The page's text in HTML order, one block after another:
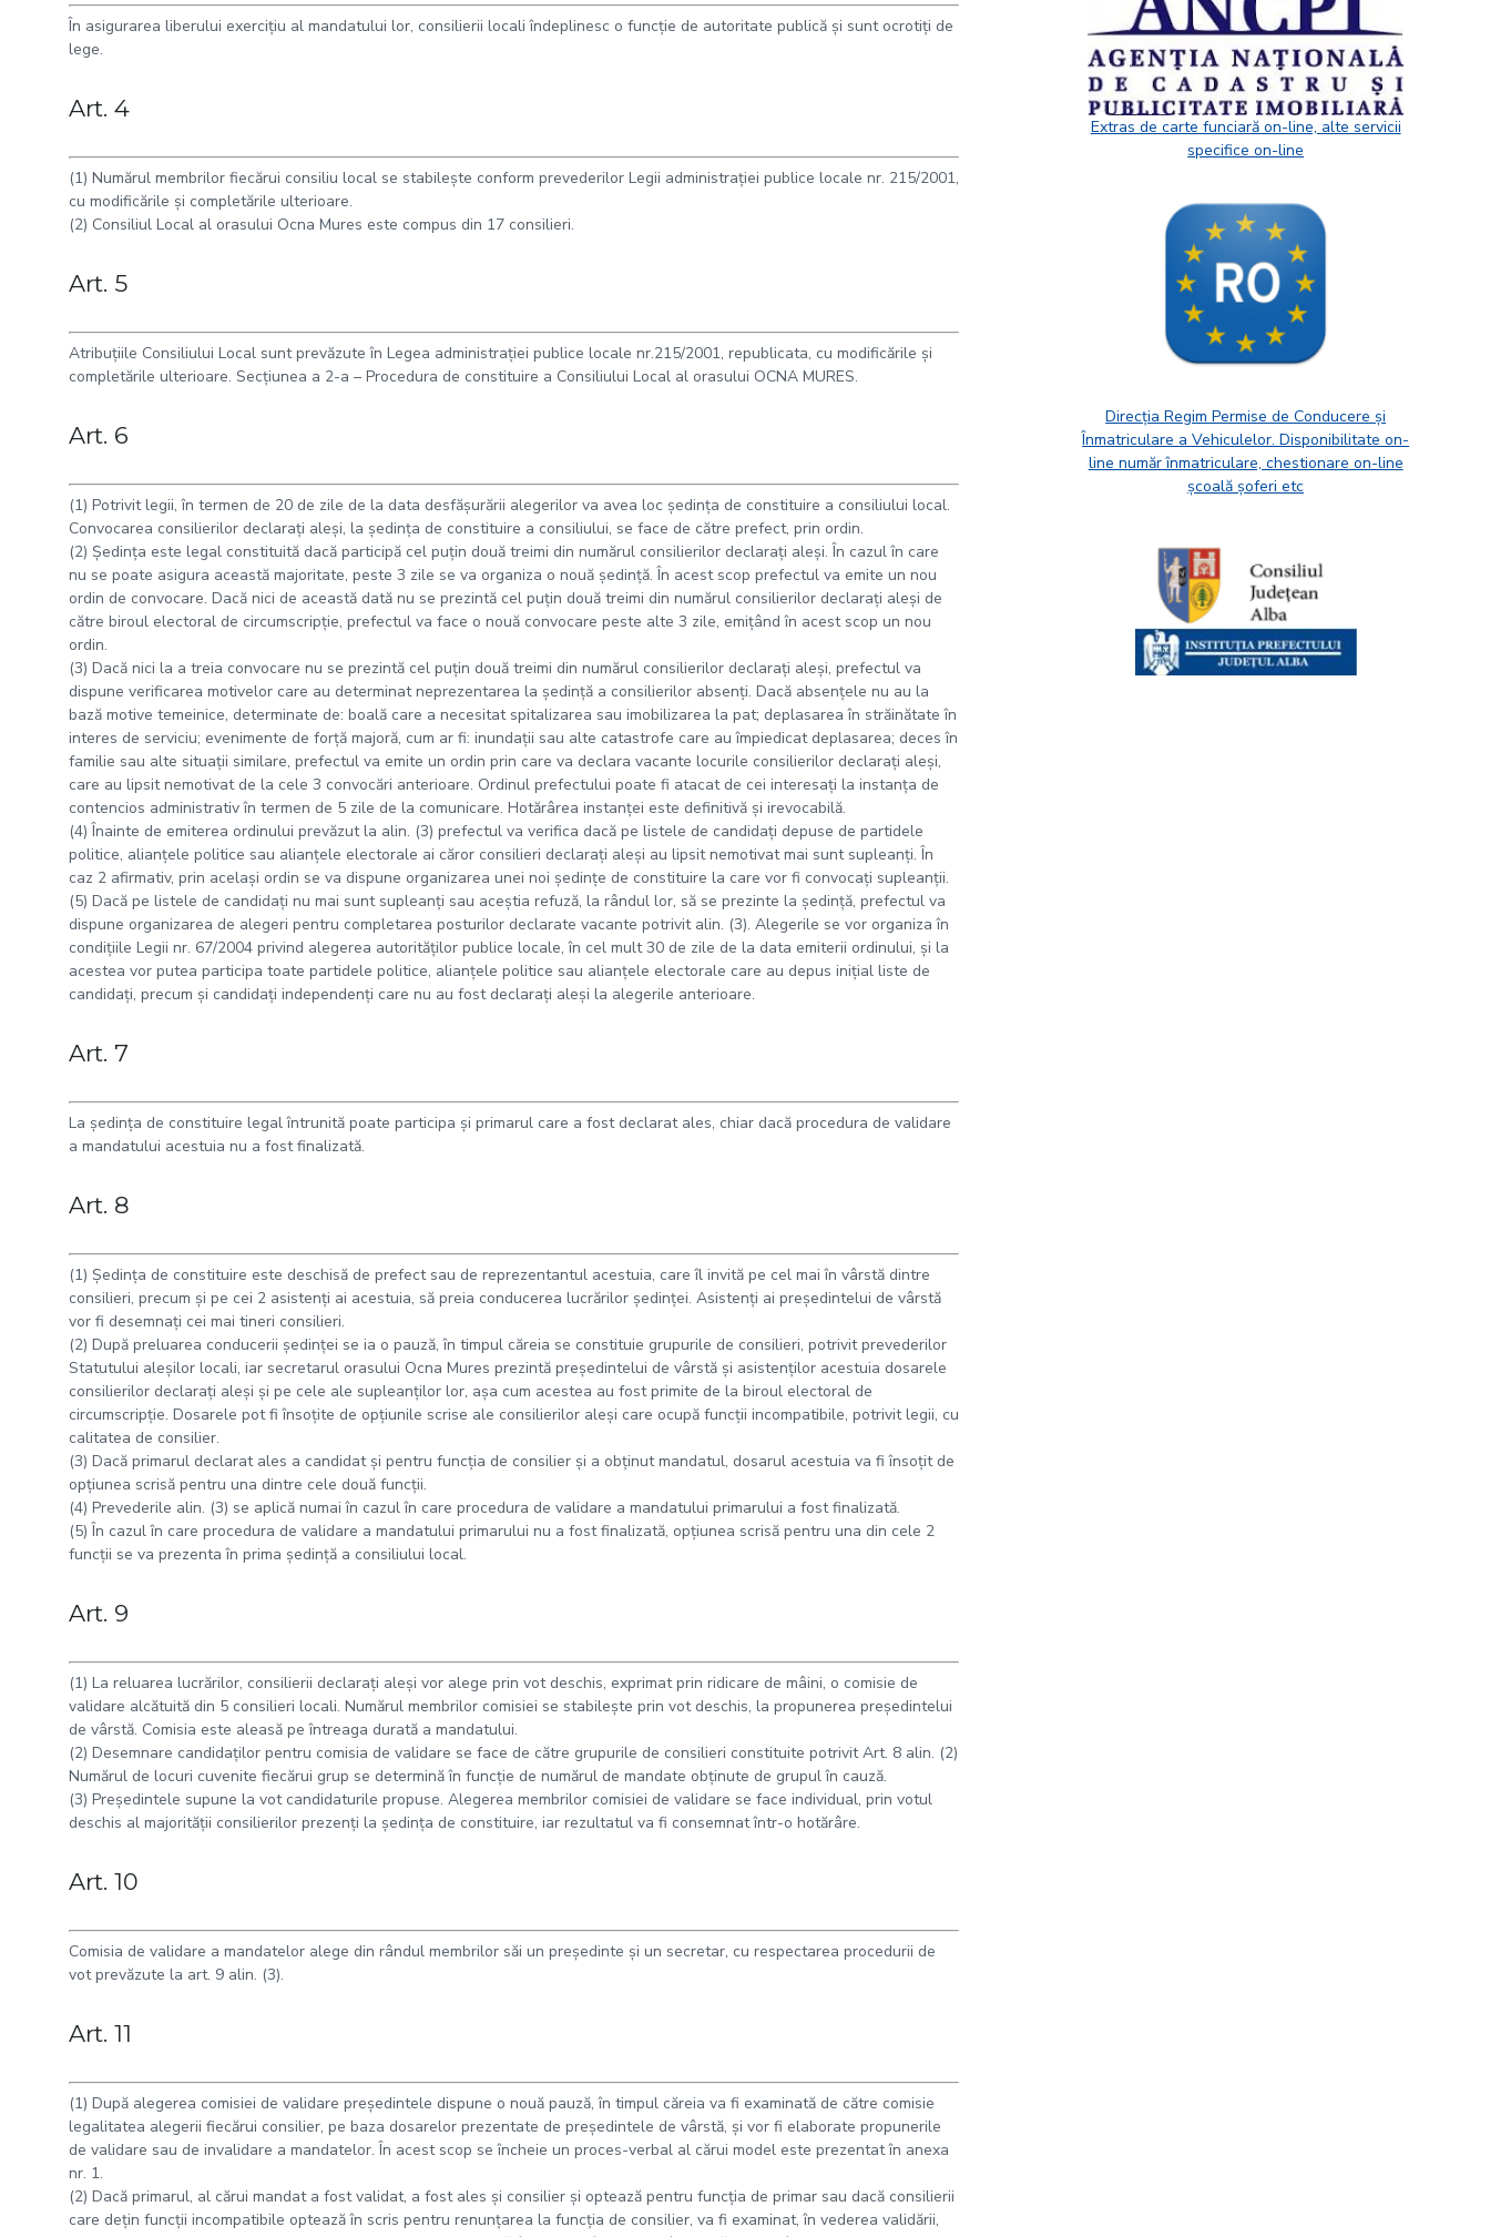
În asigurarea liberului exerciţiu al mandatului lor, consilierii locali îndeplinesc o funcţie de autoritate publică şi sunt ocrotiţi de
lege.
Art. 4
(1) Numărul membrilor fiecărui consiliu local se stabileşte conform prevederilor Legii administraţiei publice locale nr. 215/2001,
cu modificările şi completările ulterioare.
(2) Consiliul Local al orasului Ocna Mures este compus din 17 consilieri.
Art. 5
Atribuţiile Consiliului Local sunt prevăzute în Legea administraţiei publice locale nr.215/2001, republicata, cu modificările şi
completările ulterioare. Secţiunea a 2-a – Procedura de constituire a Consiliului Local al orasului OCNA MURES.
Art. 6
(1) Potrivit legii, în termen de 20 de zile de la data desfăşurării alegerilor va avea loc şedinţa de constituire a consiliului local.
Convocarea consilierilor declaraţi aleşi, la şedinţa de constituire a consiliului, se face de către prefect, prin ordin.
(2) Şedinţa este legal constituită dacă participă cel puţin două treimi din numărul consilierilor declaraţi aleşi. În cazul în care
nu se poate asigura această majoritate, peste 3 zile se va organiza o nouă şedinţă. În acest scop prefectul va emite un nou
ordin de convocare. Dacă nici de această dată nu se prezintă cel puţin două treimi din numărul consilierilor declaraţi aleşi de
către biroul electoral de circumscripţie, prefectul va face o nouă convocare peste alte 3 zile, emiţând în acest scop un nou
ordin.
(3) Dacă nici la a treia convocare nu se prezintă cel puţin două treimi din numărul consilierilor declaraţi aleşi, prefectul va
dispune verificarea motivelor care au determinat neprezentarea la şedinţă a consilierilor absenţi. Dacă absenţele nu au la
bază motive temeinice, determinate de: boală care a necesitat spitalizarea sau imobilizarea la pat; deplasarea în străinătate în
interes de serviciu; evenimente de forţă majoră, cum ar fi: inundaţii sau alte catastrofe care au împiedicat deplasarea; deces în
familie sau alte situaţii similare, prefectul va emite un ordin prin care va declara vacante locurile consilierilor declaraţi aleşi,
care au lipsit nemotivat de la cele 3 convocări anterioare. Ordinul prefectului poate fi atacat de cei interesaţi la instanţa de
contencios administrativ în termen de 5 zile de la comunicare. Hotărârea instanţei este definitivă şi irevocabilă.
(4) Înainte de emiterea ordinului prevăzut la alin. (3) prefectul va verifica dacă pe listele de candidaţi depuse de partidele
politice, alianţele politice sau alianţele electorale ai căror consilieri declaraţi aleşi au lipsit nemotivat mai sunt supleanţi. În
caz 2 afirmativ, prin acelaşi ordin se va dispune organizarea unei noi şedinţe de constituire la care vor fi convocaţi supleanţii.
(5) Dacă pe listele de candidaţi nu mai sunt supleanţi sau aceştia refuză, la rândul lor, să se prezinte la şedinţă, prefectul va
dispune organizarea de alegeri pentru completarea posturilor declarate vacante potrivit alin. (3). Alegerile se vor organiza în
condiţiile Legii nr. 67/2004 privind alegerea autorităţilor publice locale, în cel mult 30 de zile de la data emiterii ordinului, şi la
acestea vor putea participa toate partidele politice, alianţele politice sau alianţele electorale care au depus iniţial liste de
candidaţi, precum şi candidaţi independenţi care nu au fost declaraţi aleşi la alegerile anterioare.
Art. 7
La şedinţa de constituire legal întrunită poate participa şi primarul care a fost declarat ales, chiar dacă procedura de validare
a mandatului acestuia nu a fost finalizată.
Art. 8
(1) Şedinţa de constituire este deschisă de prefect sau de reprezentantul acestuia, care îl invită pe cel mai în vârstă dintre
consilieri, precum şi pe cei 2 asistenţi ai acestuia, să preia conducerea lucrărilor şedinţei. Asistenţi ai preşedintelui de vârstă
vor fi desemnaţi cei mai tineri consilieri.
(2) După preluarea conducerii şedinţei se ia o pauză, în timpul căreia se constituie grupurile de consilieri, potrivit prevederilor
Statutului aleşilor locali, iar secretarul orasului Ocna Mures prezintă preşedintelui de vârstă şi asistenţilor acestuia dosarele
consilierilor declaraţi aleşi şi pe cele ale supleanţilor lor, aşa cum acestea au fost primite de la biroul electoral de
circumscripţie. Dosarele pot fi însoţite de opţiunile scrise ale consilierilor aleşi care ocupă funcţii incompatibile, potrivit legii, cu
calitatea de consilier.
(3) Dacă primarul declarat ales a candidat şi pentru funcţia de consilier şi a obţinut mandatul, dosarul acestuia va fi însoţit de
opţiunea scrisă pentru una dintre cele două funcţii.
(4) Prevederile alin. (3) se aplică numai în cazul în care procedura de validare a mandatului primarului a fost finalizată.
(5) În cazul în care procedura de validare a mandatului primarului nu a fost finalizată, opţiunea scrisă pentru una din cele 2
funcţii se va prezenta în prima şedinţă a consiliului local.
Art. 9
(1) La reluarea lucrărilor, consilierii declaraţi aleşi vor alege prin vot deschis, exprimat prin ridicare de mâini, o comisie de
validare alcătuită din 5 consilieri locali. Numărul membrilor comisiei se stabileşte prin vot deschis, la propunerea preşedintelui
de vârstă. Comisia este aleasă pe întreaga durată a mandatului.
(2) Desemnare candidaţilor pentru comisia de validare se face de către grupurile de consilieri constituite potrivit Art. 8 alin. (2)
Numărul de locuri cuvenite fiecărui grup se determină în funcţie de numărul de mandate obţinute de grupul în cauză.
(3) Preşedintele supune la vot candidaturile propuse. Alegerea membrilor comisiei de validare se face individual, prin votul
deschis al majorităţii consilierilor prezenţi la şedinţa de constituire, iar rezultatul va fi consemnat într-o hotărâre.
Art. 10
Comisia de validare a mandatelor alege din rândul membrilor săi un preşedinte şi un secretar, cu respectarea procedurii de
vot prevăzute la art. 9 alin. (3).
Art. 11
(1) După alegerea comisiei de validare preşedintele dispune o nouă pauză, în timpul căreia va fi examinată de către comisie
legalitatea alegerii fiecărui consilier, pe baza dosarelor prezentate de preşedintele de vârstă, şi vor fi elaborate propunerile
de validare sau de invalidare a mandatelor. În acest scop se încheie un proces-verbal al cărui model este prezentat în anexa
nr. 1.
(2) Dacă primarul, al cărui mandat a fost validat, a fost ales şi consilier şi optează pentru funcţia de primar sau dacă consilierii
care deţin funcţii incompatibile optează în scris pentru renunţarea la funcţia de consilier, va fi examinat, în vederea validării,
Extras de carte funciară on-line, alte servicii
specifice on-line
Direcția Regim Permise de Conducere și
Înmatriculare a Vehiculelor. Disponibilitate on-
line număr înmatriculare, chestionare on-line
școală șoferi etc